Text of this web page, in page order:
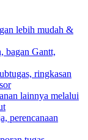
lebih mudah &
bagan Gantt,
ringkasan
lainnya melalui
perencanaan